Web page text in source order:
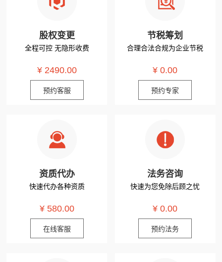
股权变更
全程可控 无隐形收费
¥ 2490.00
预约客服
节税筹划
合理合法合规为企业节税
¥ 0.00
预约专家
资质代办
快速代办各种资质
¥ 580.00
在线客服
法务咨询
快速为您免除后顾之忧
¥ 0.00
预约法务